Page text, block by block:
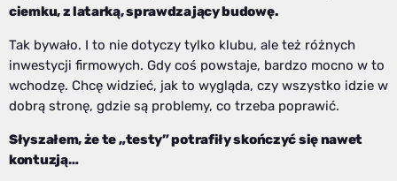
ciemku, z latarką, sprawdzający budowę.
Tak bywało. I to nie dotyczy tylko klubu, ale też różnych
inwestycji firmowych. Gdy coś powstaje, bardzo mocno w to
wchodzę. Chcę widzieć, jak to wygląda, czy wszystko idzie w
dobrą stronę, gdzie są problemy, co trzeba poprawić.
Słyszałem, że te „testy” potrafiły skończyć się nawet
kontuzją…